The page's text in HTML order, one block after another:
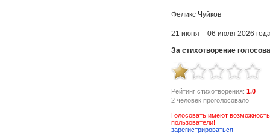
Феликс Чуйков
21 июня – 06 июля 2026
За стихотворение
Рейтинг стихотворения: 1.0
2 человек проголосовало
Голосовать имеют
пользователи!
зарегистрироваться